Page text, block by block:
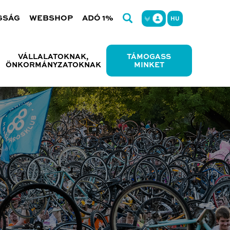
WEBSHOP ADÓ 1% HU
VÁLLALATOKNAK,
ÖNKORMÁNYZATOKNAK
TÁMOGASS
MINKET